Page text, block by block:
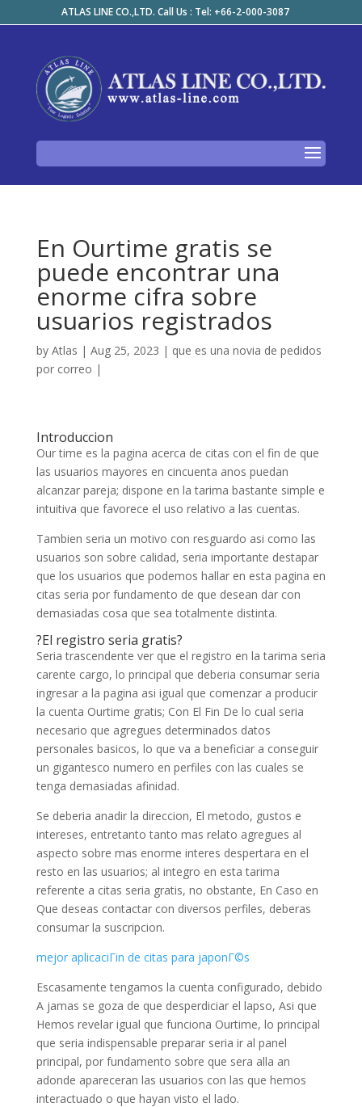
ATLAS LINE CO.,LTD. Call Us : Tel: +66-2-000-3087
En Ourtime gratis se
puede encontrar una
enorme cifra sobre
usuarios registrados
by Atlas | Aug 25, 2023 | que es una novia de pedidos
por correo |
Introduccion
Our time es la pagina acerca de citas con el fin de que
las usuarios mayores en cincuenta anos puedan
alcanzar pareja; dispone en la tarima bastante simple e
intuitiva que favorece el uso relativo a las cuentas.
Tambien seria un motivo con resguardo asi­ como las
usuarios son sobre calidad, seria importante destapar
que los usuarios que podemos hallar en esta pagina en
citas seria por fundamento de que desean dar con
demasiadas cosa que sea totalmente distinta.
?El registro seria gratis?
Seria trascendente ver que el registro en la tarima seria
carente cargo, lo principal que deberia consumar seria
ingresar a la pagina asi igual que comenzar a producir
la cuenta Ourtime gratis; Con El Fin De lo cual seria
necesario que agregues determinados datos
personales basicos, lo que va a beneficiar a conseguir
un gigantesco numero en perfiles con las cuales se
tenga demasiadas afinidad.
Se deberia anadir la direccion, El metodo, gustos e
intereses, entretanto tanto mas relato agregues al
aspecto sobre mas enorme interes despertara en el
resto en las usuarios; al integro en esta tarima
referente a citas seria gratis, no obstante, En Caso en
Que deseas contactar con diversos perfiles, deberas
consumar la suscripcion.
mejor aplicaciГіn de citas para japonГ©s
Escasamente tengamos la cuenta configurado, debido
A jamas se goza de que desperdiciar el lapso, Asi que
Hemos revelar igual que funciona Ourtime, lo principal
que seri­a indispensable preparar seria ir al panel
principal, por fundamento sobre que sera alla an
adonde apareceran las usuarios con las que hemos
interactuado o que hayan visto el lado.